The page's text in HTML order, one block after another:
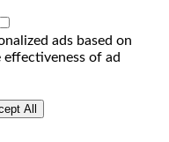
ads based on
of ad
All